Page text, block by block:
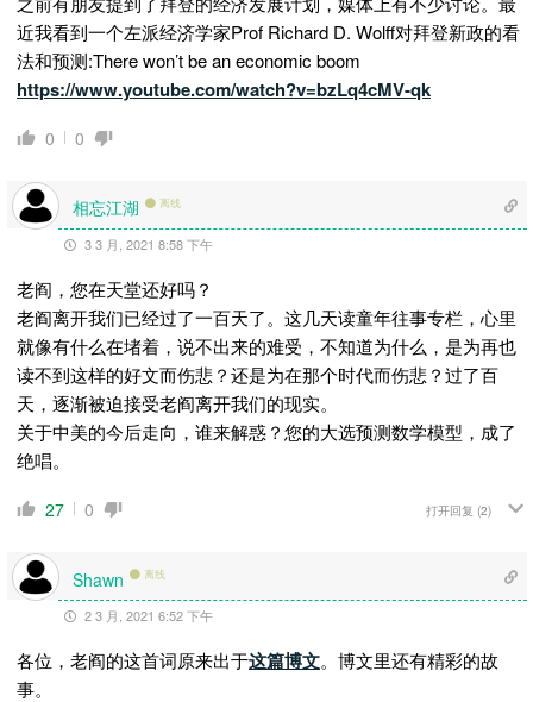
近我看到一个左派经济学家Prof Richard D. Wolff对拜登新政的看
法和预测:There won’t be an economic boom
https://www.youtube.com/watch?v=bzLq4cMV-qk
0 0
相忘江湖 离线
3 3 月, 2021 8:58 下午
老阎，您在天堂还好吗？
老阎离开我们已经过了一百天了。这几天读童年往事专栏，心里
就像有什么在堵着，说不出来的难受，不知道为什么，是为再也
读不到这样的好文而伤悲？还是为在那个时代而伤悲？过了百
天，逐渐被迫接受老阎离开我们的现实。
关于中美的今后走向，谁来解惑？您的大选预测数学模型，成了
绝唱。
27 0 打开回复 (2)
Shawn 离线
2 3 月, 2021 6:52 下午
各位，老阎的这首词原来出于这篇博文。博文里还有精彩的故
事。